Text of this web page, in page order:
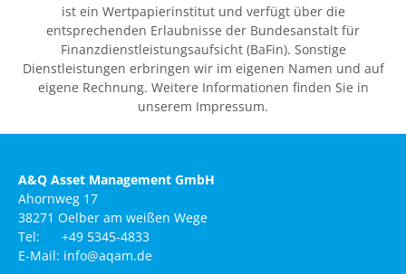
ist ein Wertpapierinstitut und verfügt über die
entsprechenden Erlaubnisse der Bundesanstalt für
Finanzdienstleistungsaufsicht (BaFin). Sonstige
Dienstleistungen erbringen wir im eigenen Namen und auf
eigene Rechnung. Weitere Informationen finden Sie in
unserem Impressum.
A&Q Asset Management GmbH
Ahornweg 17
38271 Oelber am weißen Wege
Tel: +49 5345-4833
E-Mail: info@aqam.de